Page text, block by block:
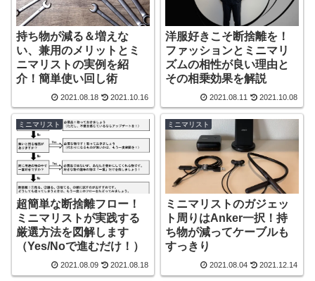
持ち物が減る＆増えな
い、兼用のメリットとミ
ニマリストの実例を紹
介！簡単使い回し術
2021.08.18 2021.10.16
洋服好きこそ断捨離を！
ファッションとミニマリ
ズムの相性が良い理由と
その相乗効果を解説
2021.08.11 2021.10.08
ミニマリスト
超簡単な断捨離フロー！
ミニマリストが実践する
厳選方法を図解します
（Yes/Noで進むだけ！）
2021.08.09 2021.08.18
ミニマリスト
ミニマリストのガジェッ
ト周りはAnker一択！持
ち物が減ってケーブルも
すっきり
2021.08.04 2021.12.14